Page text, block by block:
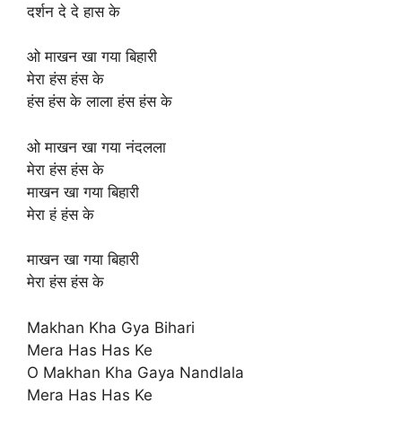
दर्शन दे दे हास के
ओ माखन खा गया बिहारी
मेरा हंस हंस के
हंस हंस के लाला हंस हंस के
ओ माखन खा गया नंदलला
मेरा हंस हंस के
माखन खा गया बिहारी
मेरा हं हंस के
माखन खा गया बिहारी
मेरा हंस हंस के
Makhan Kha Gya Bihari
Mera Has Has Ke
O Makhan Kha Gaya Nandlala
Mera Has Has Ke